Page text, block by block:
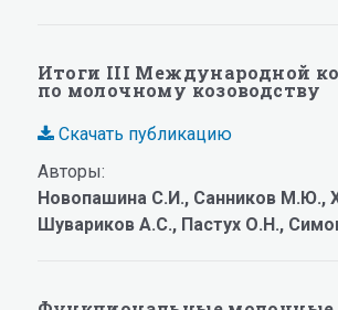
Итоги III Международной
по молочному козоводству
Скачать публикацию
Авторы:
Новопашина С.И., Санников М.Ю.,
Шувариков А.С., Пастух О.Н.,